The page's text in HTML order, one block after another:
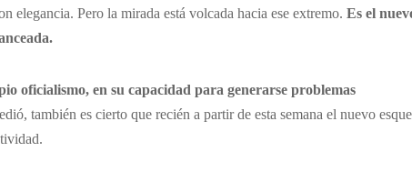
elegancia. Pero la mirada está volcada hacia ese extremo. Es el
oficialismo, en su capacidad para generarse problemas
también es cierto que recién a partir de esta semana el nuevo